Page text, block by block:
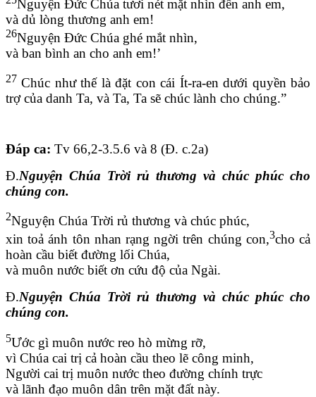
Nguyện Đức Chúa tươi nét mặt nhìn đến anh em,
và dủ lòng thương anh em!
26Nguyện Đức Chúa ghé mắt nhìn,
và ban bình an cho anh em!’
27 Chúc như thế là đặt con cái Ít-ra-en dưới quyền bảo
trợ của danh Ta, và Ta, Ta sẽ chúc lành cho chúng.”
Đáp ca: Tv 66,2-3.5.6 và 8 (Đ. c.2a)
Đ.Nguyện Chúa Trời rủ thương và chúc phúc cho
chúng con.
2Nguyện Chúa Trời rủ thương và chúc phúc,
xin toả ánh tôn nhan rạng ngời trên chúng con,3cho cả
hoàn cầu biết đường lối Chúa,
và muôn nước biết ơn cứu độ của Ngài.
Đ.Nguyện Chúa Trời rủ thương và chúc phúc cho
chúng con.
5Ước gì muôn nước reo hò mừng rỡ,
vì Chúa cai trị cả hoàn cầu theo lẽ công minh,
Người cai trị muôn nước theo đường chính trực
và lãnh đạo muôn dân trên mặt đất này.